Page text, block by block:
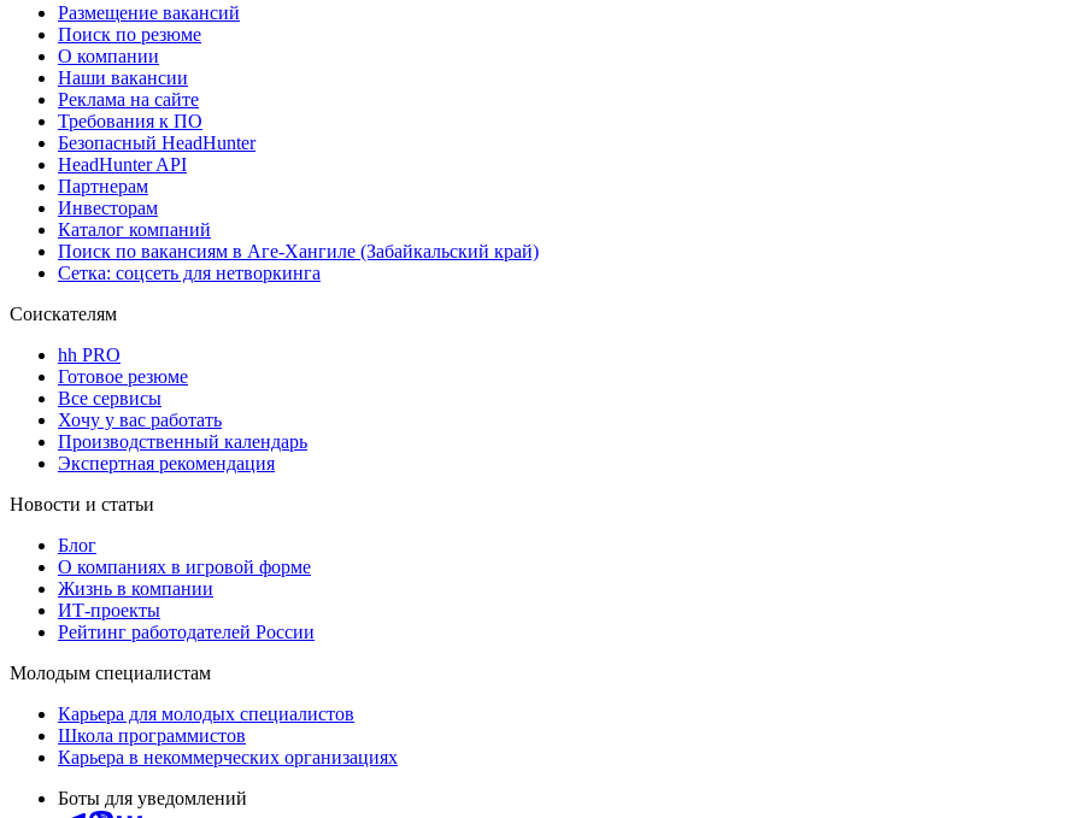
Размещение вакансий
Поиск по резюме
О компании
Наши вакансии
Реклама на сайте
Требования к ПО
Безопасный HeadHunter
HeadHunter API
Партнерам
Инвесторам
Каталог компаний
Поиск по вакансиям в Аге-Хангиле (Забайкальский край)
Сетка: соцсеть для нетворкинга
Соискателям
hh PRO
Готовое резюме
Все сервисы
Хочу у вас работать
Производственный календарь
Экспертная рекомендация
Новости и статьи
Блог
О компаниях в игровой форме
Жизнь в компании
ИТ-проекты
Рейтинг работодателей России
Молодым специалистам
Карьера для молодых специалистов
Школа программистов
Карьера в некоммерческих организациях
Боты для уведомлений